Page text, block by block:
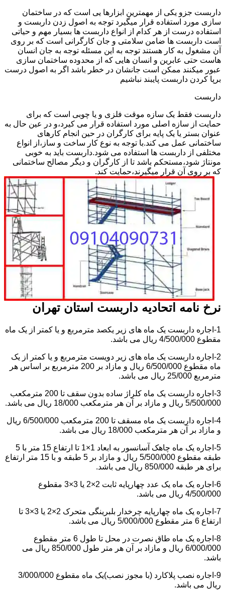
داربست جزو یکی از مهمترین ابزارها یی است که در ساختمان
سازی مورد استفاده قرار میگیرد توجه به اصول زدن داربست و
استفاده درست از هر کدام از انواع داربست ها بسیار مهم و حیاتی
است داربست ها ضامن سلامتی و جان کارگرانی است که بر روی
آن مشغول به کار هستند توجه به این مسئله توجه به جان انسان
هاست حتی عابرین و انسان هایی که از محدوده ساختمان سازی
عبور میکنند ممکن است جانشان در خطر باشد اگر به اصول درست
برپا کردن داربست پایبند نباشیم
داربست
داربست فقط یک سازه موقت فلزی و یا چوبی است که برای
حمایت از سازه اصلی مورد استفاده قرار می کیرد،و در عین حال به
عنوان بستر یا یک پایه برای کارگران در حین انجام کارهای
ساختمانی عمل می کند.با توجه به نوع کار ساخت و ساز،از انواع
مختلفی از داربست ها استفاده می شود.داربست باید به خوبی
مونتاژ شود،مستحکم باشد تا از کارگران و دیگر مصالح ساختمانی
که بر روی آن قرار میگیرند،حمایت کند.
نرخ نامه اتحادیه داربست استان تهران
1-اجاره داربست یک ماه های زیر یکصد مترمربع و یا کمتر از یک ماه
مقطوع 4/500/000 ریال می باشد.
2-اجاره داربست یک ماه های زیر دویست مترمربع و یا کمتر از یک
ماه مقطوع 6/500/000 ریال و مازاد بر 200 مترمربع بر اساس هر
مترمربع 25/000 ریال می باشد.
3-اجاره داربست یک ماه کلراژ ساده بدون سقف تا 200 مترمکعب
5/500/000 ریال و مازاد بر آن هر مترمکعب 18/000 ریال می باشد.
4-اجاره داربست یک ماه مسقف تا 200 مترمکعب 6/500/000 ریال
و مازاد بر آن هر مترمکعب 18/000 ریال می باشد.
5-اجاره یک ماه چاهک آسانسور به ابعاد 1×1 تا ارتفاع 15 متر با 5
طبقه مقطوع 5/500/000 ریال و مازاد بر 5 طبقه و با 15 متر ارتفاع
برای هر طبقه 850/000 ریال می باشد.
6-اجاره یک ماه یک عدد چهارپایه ثابت 2×2 یا 3×3 مقطوع
4/500/000 ریال می باشد.
7-اجاره یک ماه چهارپایه چرخدار بلبرینگی متحرک 2×2 یا 3×3 تا
ارتفاع 6 متر مقطوع 5/000/000 ریال می باشد.
8-اجاره یک ماه طاق نصرت در محل تا طول 6 متر مقطوع
6/000/000 ریال و مازاد بر آن هر متر طول 850/000 ریال می
باشد.
9-اجاره نصب پلاکارد (با مجوز نصب)یک ماه مقطوع 3/000/000
ریال می باشد.